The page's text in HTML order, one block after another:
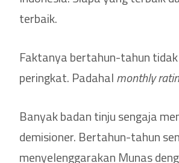
terbaik.
Faktanya bertahun-tahun
peringkat. Padahalmonthly
Banyak badan tinju sengaja
demisioner. Bertahun-tahun
menyelenggarakan Munas